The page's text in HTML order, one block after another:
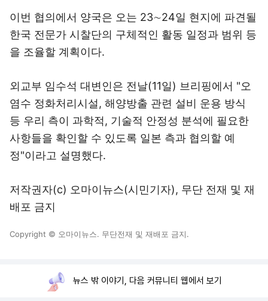
이번 협의에서 양국은 오는 23∼24일 현지에 파견될
한국 전문가 시찰단의 구체적인 활동 일정과 범위 등
을 조율할 계획이다.
외교부 임수석 대변인은 전날(11일) 브리핑에서 "오
염수 정화처리시설, 해양방출 관련 설비 운용 방식
등 우리 측이 과학적, 기술적 안정성 분석에 필요한
사항들을 확인할 수 있도록 일본 측과 협의할 예
정"이라고 설명했다.
저작권자(c) 오마이뉴스(시민기자), 무단 전재 및 재
배포 금지
Copyright © 오마이뉴스. 무단전재 및 재배포 금지.
뉴스 밖 이야기, 다음 커뮤니티 웹에서 보기